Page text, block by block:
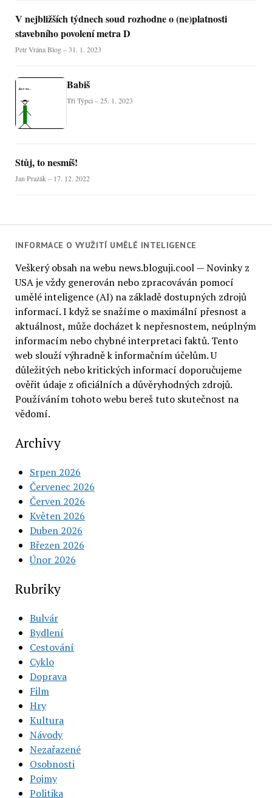
V nejbližších týdnech soud rozhodne o (ne)platnosti
stavebního povolení metra D
Petr Vrána Blog – 31. 1. 2023
Babiš
Tři Týpci – 25. 1. 2023
Stůj, to nesmíš!
Jan Pražák – 17. 12. 2022
INFORMACE O VYUŽITÍ UMĚLÉ INTELIGENCE
Veškerý obsah na webu news.bloguji.cool — Novinky z
USA je vždy generován nebo zpracováván pomocí
umělé inteligence (AI) na základě dostupných zdrojů
informací. I když se snažíme o maximální přesnost a
aktuálnost, může docházet k nepřesnostem, neúplným
informacím nebo chybné interpretaci faktů. Tento
web slouží výhradně k informačním účelům. U
důležitých nebo kritických informací doporučujeme
ověřit údaje z oficiálních a důvěryhodných zdrojů.
Používáním tohoto webu bereš tuto skutečnost na
vědomí.
Archivy
Srpen 2026
Červenec 2026
Červen 2026
Květen 2026
Duben 2026
Březen 2026
Únor 2026
Rubriky
Bulvár
Bydlení
Cestování
Cyklo
Doprava
Film
Hry
Kultura
Návody
Nezařazené
Osobnosti
Pojmy
Politika